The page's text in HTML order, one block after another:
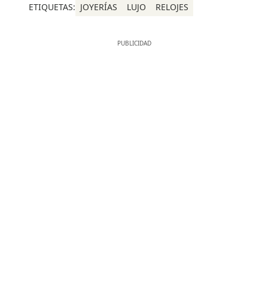
ETIQUETAS: JOYERÍAS LUJO RELOJES